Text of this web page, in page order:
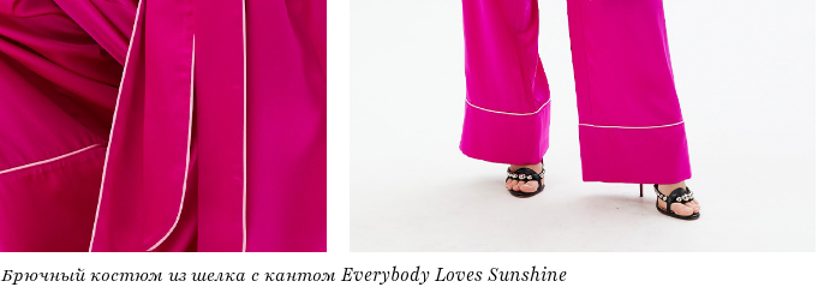
Брючный костюм из шелка с кантом Everybody Loves Sunshine